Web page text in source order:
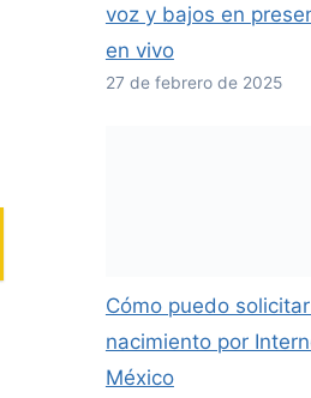
voz y bajos en
en vivo
27 de febrero de 2025
Cómo puedo
nacimiento por
México